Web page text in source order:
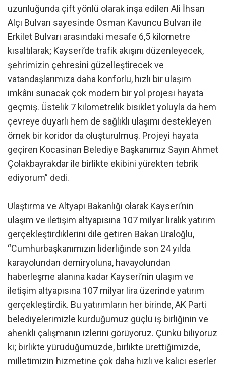
uzunluğunda çift yönlü olarak inşa edilen Ali İhsan
Alçı Bulvarı sayesinde Osman Kavuncu Bulvarı ile
Erkilet Bulvarı arasındaki mesafe 6,5 kilometre
kısaltılarak; Kayseri’de trafik akışını düzenleyecek,
şehrimizin çehresini güzelleştirecek ve
vatandaşlarımıza daha konforlu, hızlı bir ulaşım
imkânı sunacak çok modern bir yol projesi hayata
geçmiş. Üstelik 7 kilometrelik bisiklet yoluyla da hem
çevreye duyarlı hem de sağlıklı ulaşımı destekleyen
örnek bir koridor da oluşturulmuş. Projeyi hayata
geçiren Kocasinan Belediye Başkanımız Sayın Ahmet
Çolakbayrakdar ile birlikte ekibini yürekten tebrik
ediyorum” dedi.
Ulaştırma ve Altyapı Bakanlığı olarak Kayseri’nin
ulaşım ve iletişim altyapısına 107 milyar liralık yatırım
gerçekleştirdiklerini dile getiren Bakan Uraloğlu,
“Cumhurbaşkanımızın liderliğinde son 24 yılda
karayolundan demiryoluna, havayolundan
haberleşme alanına kadar Kayseri’nin ulaşım ve
iletişim altyapısına 107 milyar lira üzerinde yatırım
gerçekleştirdik. Bu yatırımların her birinde, AK Parti
belediyelerimizle kurduğumuz güçlü iş birliğinin ve
ahenkli çalışmanın izlerini görüyoruz. Çünkü biliyoruz
ki; birlikte yürüdüğümüzde, birlikte ürettiğimizde,
milletimizin hizmetine çok daha hızlı ve kalıcı eserler